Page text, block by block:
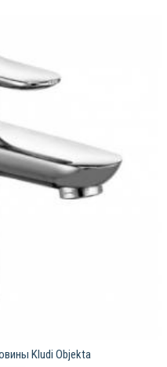
Kludi Objekta